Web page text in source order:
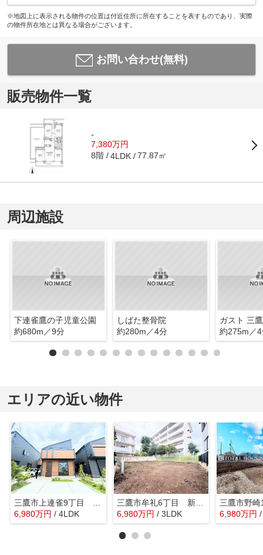
※地図上に表示される物件の位置は付近住所に所在することを表すものであり、実際
の物件所在地とは異なる場合がございます。
お問い合わせ(無料)
販売物件一覧
-
7,380万円
8階 4LDK 77.87㎡
周辺施設
下連雀鷹の子児童公園
約680m／9分
しばた整骨院
約280m／4分
約275m／
エリアの近い物件
6,980万円 / 4LDK
三鷹市牟礼6丁目 新築戸建 全1棟
6,980万円 / 3LDK 6,980万円